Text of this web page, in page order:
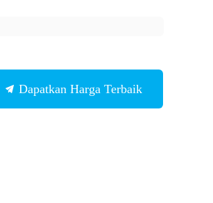
Dapatkan Harga Terbaik